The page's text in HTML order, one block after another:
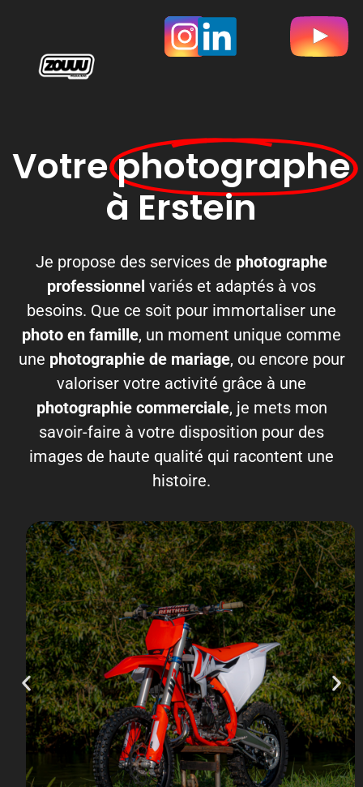
Votrephotographe
à Erstein
Je propose des services de photographe
professionnel variés et adaptés à vos
besoins. Que ce soit pour immortaliser une
photo en famille, un moment unique comme
une photographie de mariage, ou encore pour
valoriser votre activité grâce à une
photographie commerciale, je mets mon
savoir-faire à votre disposition pour des
images de haute qualité qui racontent une
histoire.